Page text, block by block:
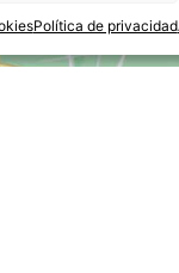
Política de privacidad